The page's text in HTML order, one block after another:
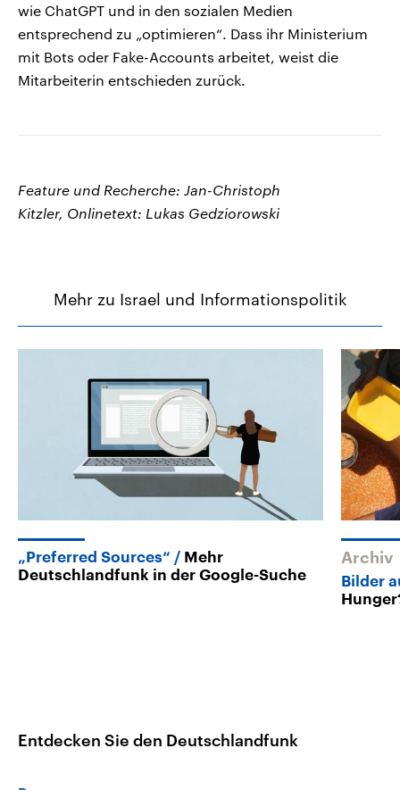
wie ChatGPT und in den sozialen Medien
entsprechend zu „optimieren“. Dass ihr Ministerium
mit Bots oder Fake-Accounts arbeitet, weist die
Mitarbeiterin entschieden zurück.
Feature und Recherche: Jan-Christoph
Kitzler, Onlinetext: Lukas Gedziorowski
Mehr zu Israel und Informationspolitik
„Preferred Sources“
Mehr
Deutschlandfunk in der Google-Suche
Archiv
Bilder
Entdecken Sie den Deutschlandfunk